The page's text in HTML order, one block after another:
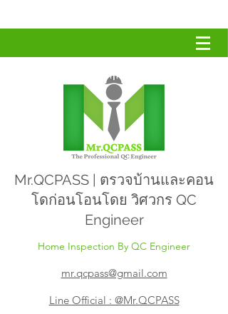
Mr.QCPASS | ตรวจบ้านและคอน
โดก่อนโอนโดย วิศวกร QC
Engineer
Home Inspection By QC Engineer
mr.qcpass@gmail.com
Line Official : @Mr.QCPASS